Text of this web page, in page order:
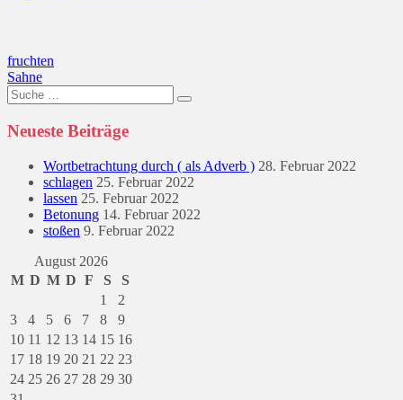
Beitragsnavigation
fruchten
Sahne
Suche
nach:
Neueste Beiträge
Wortbetrachtung durch ( als Adverb ) 28. Februar 2022
schlagen 25. Februar 2022
lassen 25. Februar 2022
Betonung 14. Februar 2022
stoßen 9. Februar 2022
August 2026
M D M D F S
S
1
2
3
4 5 6 7 8
9
10 11 12 13 14 15 16
17 18 19 20 21 22 23
24 25 26 27 28 29 30